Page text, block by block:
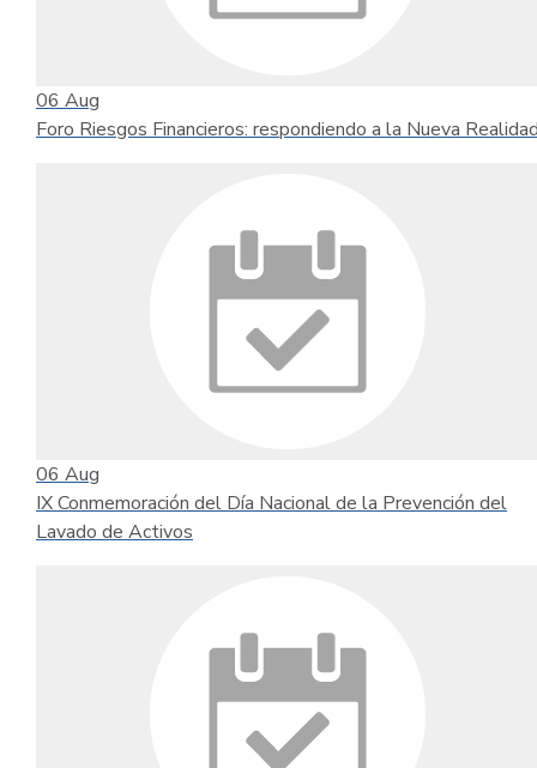
06 Aug
Foro Riesgos Financieros: respondiendo a la Nueva
06 Aug
IX Conmemoración del Día Nacional de la Prevención del
Lavado de Activos